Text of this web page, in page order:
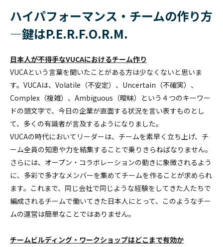
ハイパフォーマンス・チームの作り方
―鍵はP.E.R.F.O.R.M.
日本人が不得手なVUCAにおけるチーム作り
VUCAという言葉を聞いたことがある方は少なくないと思いま
す。VUCAは、Volatile（不安定）、Uncertain（不確実）、
Complex（複雑）、Ambiguous（曖昧）という４つのキーワー
ドの頭文字で、今日の企業が直面する状況を言い表すものとし
て、多くの有識者が言及するようになりました。
VUCAの時代においてリーダーは、チームを素早く立ち上げ、チ
ーム全員の知恵や力を結集することで乗りきらねばなりません。
さらには、オープン・コラボレーションの動きに象徴されるよう
に、多彩で多才なメンバーを集めてチームを作ることが求められ
ます。これまで、同じ会社で同じような経験をしてきた人たちで
編成されるチームで働いてきた日本人にとって、このようなチー
ムの運営は簡単なことではありません。
チームビルディング・ワークショップはどこまで有効か
SLII®. POWERING INSPIRED LEADERS™
お問い合わせ
MY BLANCHARD ログイン
認定講師養成講座
新任マネージャー
の役割に昇格させる場合、確実に成功させたいものです。
トレーニング・プロフェッショナル
所属する組織の中で研修を実施することが可能です。各種プログラム
を組織内で幅広く展開することができます。
エッセンシャル・モチベーターズ・プログラム
学習者は、中核となる心理的ニーズ、価値観、才能、行動のパターン
ます。
Courageous
essential-motivators
leadership-point-of-view
変革に向けて人々を導く
バーチャル・リーダーシップ
Legendary Service®
セルフ・リーダーシップ
最新のセミナー
【事例紹介】“やりっぱなし研修”を終わらせる ～北米ホンダの実践に